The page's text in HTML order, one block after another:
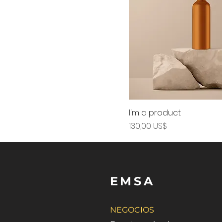
I'm a product
Precio
130,00 US$
E M S A
NEGOCIOS